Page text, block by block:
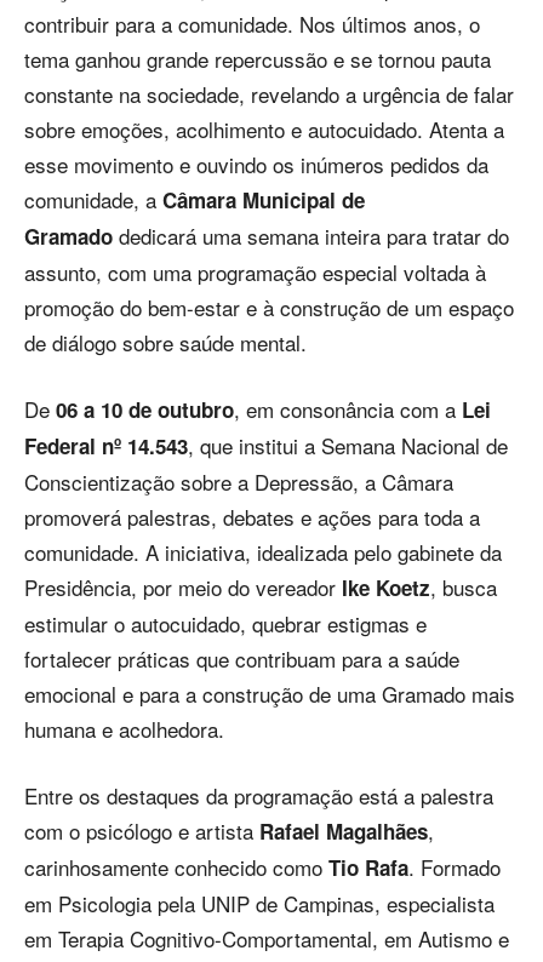
contribuir para a comunidade. Nos últimos anos, o
tema ganhou grande repercussão e se tornou pauta
constante na sociedade, revelando a urgência de falar
sobre emoções, acolhimento e autocuidado. Atenta a
esse movimento e ouvindo os inúmeros pedidos da
comunidade, a Câmara Municipal de
Gramado dedicará uma semana inteira para tratar do
assunto, com uma programação especial voltada à
promoção do bem-estar e à construção de um espaço
de diálogo sobre saúde mental.
De 06 a 10 de outubro, em consonância com a Lei
Federal nº 14.543, que institui a Semana Nacional de
Conscientização sobre a Depressão, a Câmara
promoverá palestras, debates e ações para toda a
comunidade. A iniciativa, idealizada pelo gabinete da
Presidência, por meio do vereador Ike Koetz, busca
estimular o autocuidado, quebrar estigmas e
fortalecer práticas que contribuam para a saúde
emocional e para a construção de uma Gramado mais
humana e acolhedora.
Entre os destaques da programação está a palestra
com o psicólogo e artista Rafael Magalhães,
carinhosamente conhecido como Tio Rafa. Formado
em Psicologia pela UNIP de Campinas, especialista
em Terapia Cognitivo-Comportamental, em Autismo e